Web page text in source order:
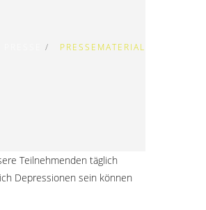
PRESSEMATERIAL
Teilnehmenden täglich
Depressionen sein können